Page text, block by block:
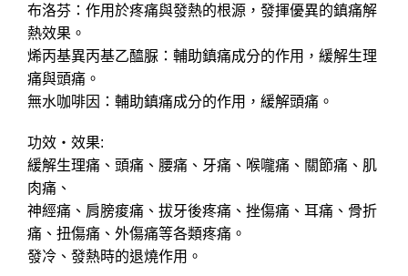
布洛芬：作用於疼痛與發熱的根源，發揮優異的鎮痛解
熱效果。
烯丙基異丙基乙醯脲：輔助鎮痛成分的作用，緩解生理
痛與頭痛。
無水咖啡因：輔助鎮痛成分的作用，緩解頭痛。
功效・效果:
緩解生理痛、頭痛、腰痛、牙痛、喉嚨痛、關節痛、肌
肉痛、
神經痛、肩膀痠痛、拔牙後疼痛、挫傷痛、耳痛、骨折
痛、扭傷痛、外傷痛等各類疼痛。
發冷、發熱時的退燒作用。